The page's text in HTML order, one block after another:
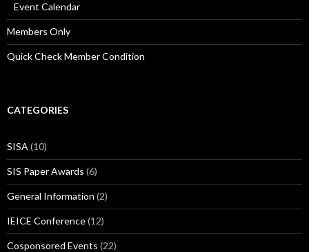
Event Calendar
Members Only
Quick Check Member Condition
CATEGORIES
SISA (10)
SIS Paper Awards (6)
General Information (2)
IEICE Conference(12)
Cosponsored Events (22)